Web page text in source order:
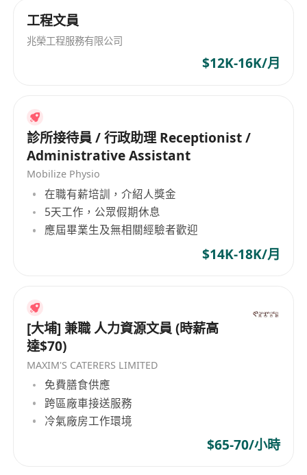
工程文員
兆榮工程服務有限公司
$12K-16K/月
診所接待員 / 行政助理 Receptionist /
Administrative Assistant
Mobilize Physio
在職有薪培訓，介紹人獎金
5天工作，公眾假期休息
應屆畢業生及無相關經驗者歡迎
$14K-18K/月
[大埔] 兼職 人力資源文員 (時薪高
達$70)
MAXIM'S CATERERS LIMITED
免費膳食供應
跨區廠車接送服務
冷氣廠房工作環境
$65-70/小時